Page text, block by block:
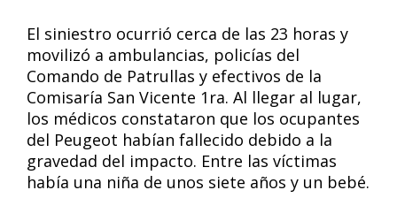
El siniestro ocurrió cerca de las 23 horas y
movilizó a ambulancias, policías del
Comando de Patrullas y efectivos de la
Comisaría San Vicente 1ra. Al llegar al lugar,
los médicos constataron que los ocupantes
del Peugeot habían fallecido debido a la
gravedad del impacto. Entre las víctimas
había una niña de unos siete años y un bebé.